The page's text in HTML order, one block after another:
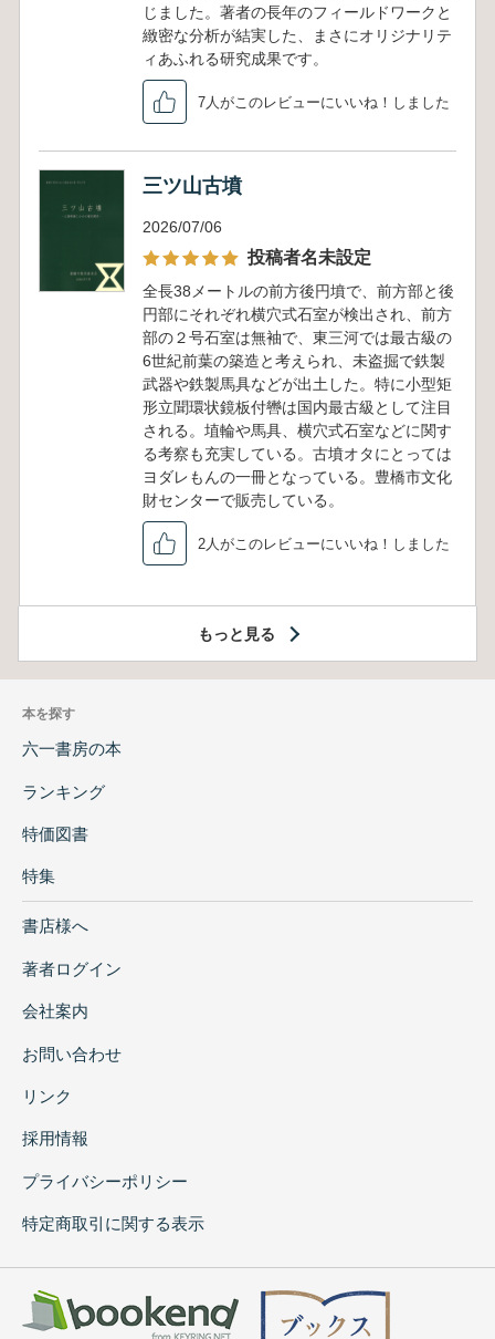
じました。著者の長年のフィールドワークと
緻密な分析が結実した、まさにオリジナリテ
ィあふれる研究成果です。
7人がこのレビューにいいね！しました
三ツ山古墳
2026/07/06
投稿者名未設定
全長38メートルの前方後円墳で、前方部と後
円部にそれぞれ横穴式石室が検出され、前方
部の２号石室は無袖で、東三河では最古級の
6世紀前葉の築造と考えられ、未盗掘で鉄製
武器や鉄製馬具などが出土した。特に小型矩
形立聞環状鏡板付轡は国内最古級として注目
される。埴輪や馬具、横穴式石室などに関す
る考察も充実している。古墳オタにとっては
ヨダレもんの一冊となっている。豊橋市文化
財センターで販売している。
2人がこのレビューにいいね！しました
もっと見る
本を探す
六一書房の本
ランキング
特価図書
特集
書店様へ
著者ログイン
会社案内
お問い合わせ
リンク
採用情報
プライバシーポリシー
特定商取引に関する表示